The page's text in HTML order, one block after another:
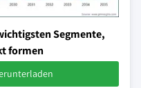
Segmente,
formen